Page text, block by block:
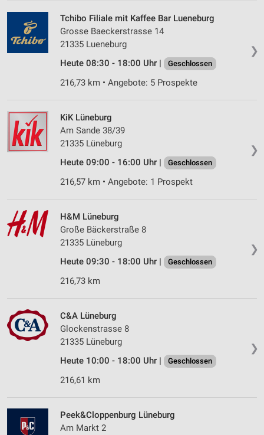
❯
Tchibo Filiale mit Kaffee Bar Lueneburg
Grosse Baeckerstrasse 14
21335 Lueneburg
Heute 08:30 - 18:00 Uhr |
Geschlossen
216,73 km • Angebote: 5 Prospekte
❯
KiK Lüneburg
Am Sande 38/39
21335 Lüneburg
Heute 09:00 - 16:00 Uhr |
Geschlossen
216,57 km • Angebote: 1 Prospekt
❯
H&M Lüneburg
Große Bäckerstraße 8
21335 Lüneburg
Heute 09:30 - 18:00 Uhr |
Geschlossen
216,73 km
❯
C&A Lüneburg
Glockenstrasse 8
21335 Lüneburg
Heute 10:00 - 18:00 Uhr |
Geschlossen
216,61 km
Peek&Cloppenburg Lüneburg
Am Markt 2